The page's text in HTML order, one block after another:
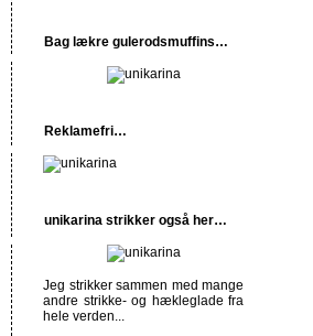
Bag lækre gulerodsmuffins…
Reklamefri…
unikarina strikker også her…
Jeg strikker sammen med mange
andre strikke- og hækleglade fra
hele verden...